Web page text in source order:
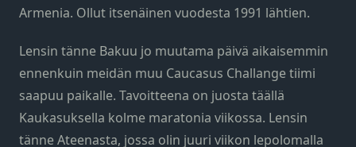
Armenia. Ollut itsenäinen vuodesta 1991 lähtien.
Lensin tänne Bakuu jo muutama päivä aikaisemmin
ennenkuin meidän muu Caucasus Challange tiimi
saapuu paikalle. Tavoitteena on juosta täällä
Kaukasuksella kolme maratonia viikossa. Lensin
tänne Ateenasta, jossa olin juuri viikon lepolomalla